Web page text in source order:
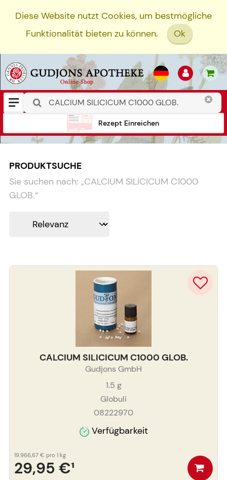
Diese Website nutzt Cookies, um bestmögliche
Funktionalität bieten zu können.
Ok
Rezept Einreichen
PRODUKTSUCHE
Sie suchen nach: „CALCIUM SILICICUM C1000
GLOB.“
CALCIUM SILICICUM C1000 GLOB.
Gudjons GmbH
1.5 g
Globuli
08222970
Verfügbarkeit
29,95 €¹
19.966,67 € pro 1 kg